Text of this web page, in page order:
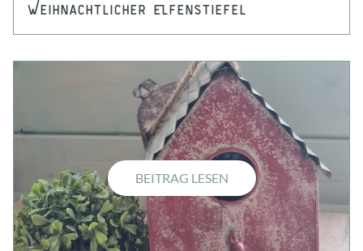
Weihnachtlicher Elfenstiefel
BEITRAG LESEN